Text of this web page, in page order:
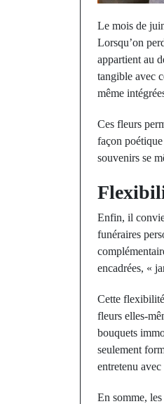
Le mois de
Lorsqu’on
appartient au
tangible avec
même
Ces fleurs
façon
souvenirs se
Enfin, il
funéraires
encadrées, «
Cette
fleurs elles-
bouquets
seulement
entretenu
En somme, les